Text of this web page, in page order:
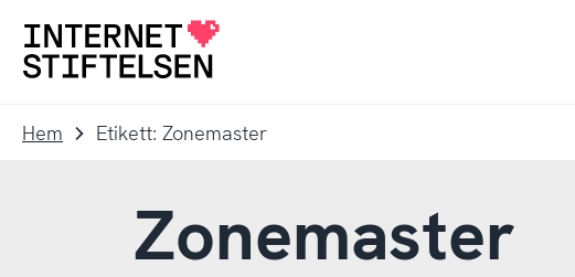
navigering
innehåll
Till
Hem Etikett: Zonemaster
Zonemaster